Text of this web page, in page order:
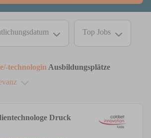
Top Jobs
technologin Ausbildungsplätze
Druck